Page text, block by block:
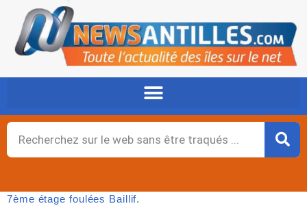
contenu
Rechercher
7ème étage foulées Baillif.